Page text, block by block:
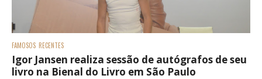
FAMOSOS RECENTES
Igor Jansen realiza sessão de autógrafos de seu
livro na Bienal do Livro em São Paulo